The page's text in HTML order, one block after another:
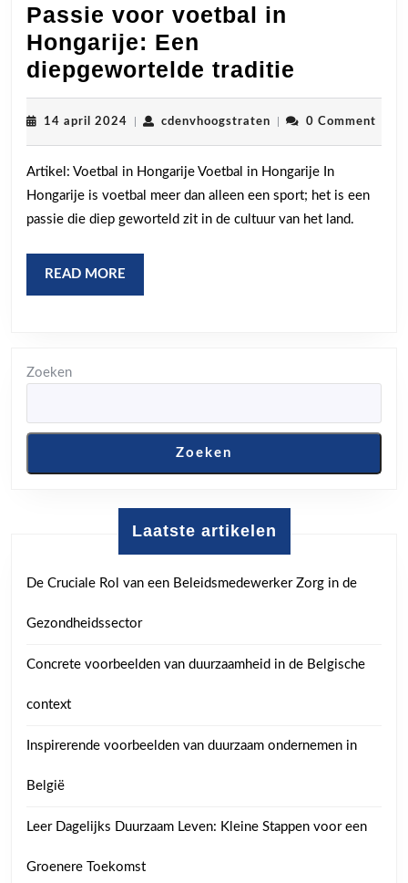
Passie voor voetbal in
Hongarije: Een
diepgewortelde traditie
voor
voetbal
in
Een
14 april 2024 14
cdenvhoogstratencdenvhoogstraten
0 Comment
Artikel: Voetbal in Hongarije Voetbal in Hongarije In
Hongarije is voetbal meer dan alleen een sport; het is een
passie die diep geworteld zit in de cultuur van het land.
READ MORE
MORE
Zoeken
Zoeken
Laatste artikelen
De Cruciale Rol van een Beleidsmedewerker Zorg in de
Gezondheidssector
Concrete voorbeelden van duurzaamheid in de Belgische
context
Inspirerende voorbeelden van duurzaam ondernemen in
België
Leer Dagelijks Duurzaam Leven: Kleine Stappen voor een
Groenere Toekomst